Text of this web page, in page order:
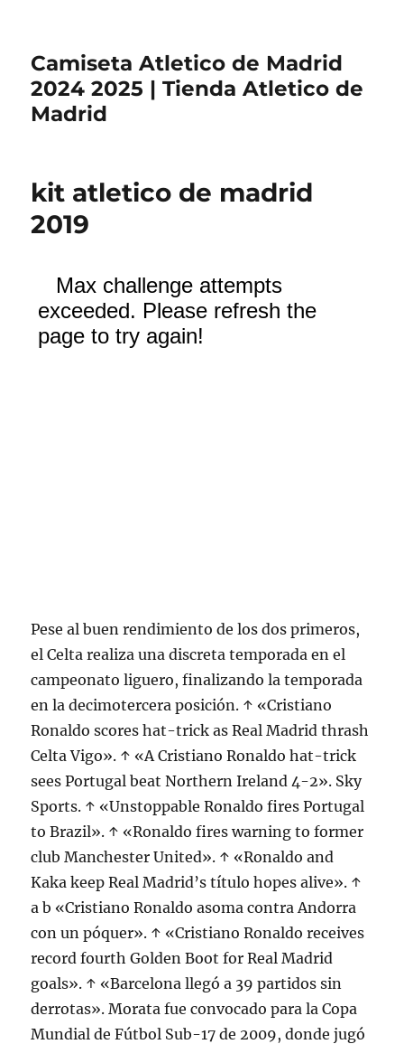
Camiseta Atletico de Madrid
2024 2025 | Tienda Atletico de
Madrid
kit atletico de madrid
2019
Pese al buen rendimiento de los dos primeros,
el Celta realiza una discreta temporada en el
campeonato liguero, finalizando la temporada
en la decimotercera posición. ↑ «Cristiano
Ronaldo scores hat-trick as Real Madrid thrash
Celta Vigo». ↑ «A Cristiano Ronaldo hat-trick
sees Portugal beat Northern Ireland 4-2». Sky
Sports. ↑ «Unstoppable Ronaldo fires Portugal
to Brazil». ↑ «Ronaldo fires warning to former
club Manchester United». ↑ «Ronaldo and
Kaka keep Real Madrid’s título hopes alive». ↑
a b «Cristiano Ronaldo asoma contra Andorra
con un póquer». ↑ «Cristiano Ronaldo receives
record fourth Golden Boot for Real Madrid
goals». ↑ «Barcelona llegó a 39 partidos sin
derrotas». Morata fue convocado para la Copa
Mundial de Fútbol Sub-17 de 2009, donde jugó